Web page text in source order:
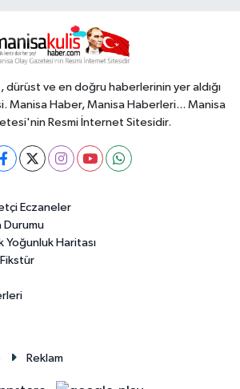
dürüst ve en doğru haberlerinin yer aldığı
Manisa Haber, Manisa Haberleri... Manisa
Resmi İnternet Sitesidir.
Eczaneler
Durumu
Yoğunluk Haritası
Reklam